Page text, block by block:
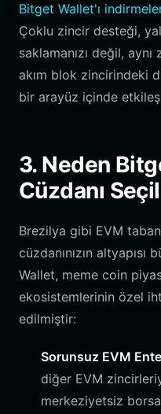
Bitget Wallet'ı
Çoklu zincir desteği,
saklamanızı değil,
akım blok zincirindeki
bir arayüz içinde
3. Neden
Cüzdanı
Brezilya gibi EVM
cüzdanınızın altyapısı
Wallet, meme coin
ekosistemlerinin özel
edilmiştir:
Sorunsuz EVM
diğer EVM
merkeziyetsiz